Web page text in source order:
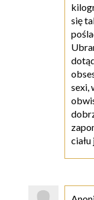
się
sexi,